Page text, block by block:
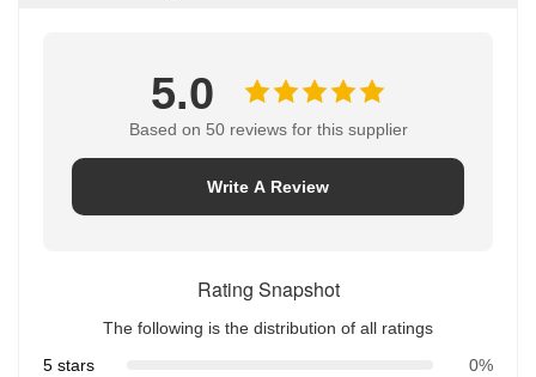
5.0
Based on 50 reviews for this supplier
Write A Review
Rating Snapshot
The following is the distribution of all ratings
5 stars
0%